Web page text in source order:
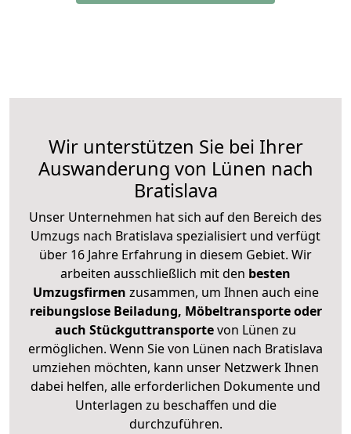
Wir unterstützen Sie bei Ihrer
Auswanderung von Lünen nach
Bratislava
Unser Unternehmen hat sich auf den Bereich des
Umzugs nach Bratislava spezialisiert und verfügt
über 16 Jahre Erfahrung in diesem Gebiet. Wir
arbeiten ausschließlich mit den besten
Umzugsfirmen zusammen, um Ihnen auch eine
reibungslose Beiladung, Möbeltransporte oder
auch Stückguttransportevon Lünen zu
ermöglichen. Wenn Sie von Lünen nach Bratislava
umziehen möchten, kann unser Netzwerk Ihnen
dabei helfen, alle erforderlichen Dokumente und
Unterlagen zu beschaffen und die
durchzuführen.